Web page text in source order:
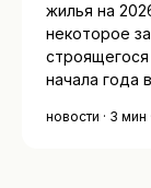
жилья на
некоторое
начала года
новости · 3